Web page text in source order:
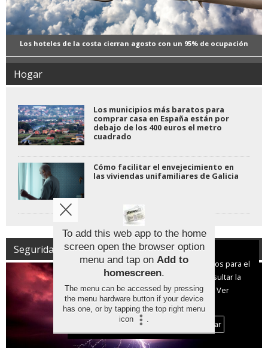
Los hoteles de la costa cierran agosto con un 95% de ocupación
Hogar
Los municipios más baratos para
comprar casa en España están por
debajo de los 400 euros el metro
cuadrado
Cómo facilitar el envejecimiento en
las viviendas unifamiliares de Galicia
Seguridad | Protección CivilAviso sobre el Uso de cookies:
Utilizamos cookies nuestras y de terceros para el
funcionamiento del digital. Puedes consultar la
lista de cookies y como desconectarlas.
Ver
nuestra Política de Privacidad y Cookies
Aceptar Cookies
Personalizar
To add this web app to the home
screen open the browser option
menu and tap on Add to
homescreen.
The menu can be accessed by pressing
the menu hardware button if your device
has one, or by tapping the top right menu
icon
.